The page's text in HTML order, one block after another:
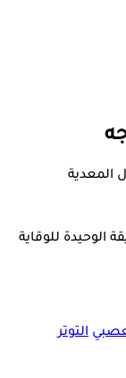
المعدية
الوحيدة للوقاية
التوتر